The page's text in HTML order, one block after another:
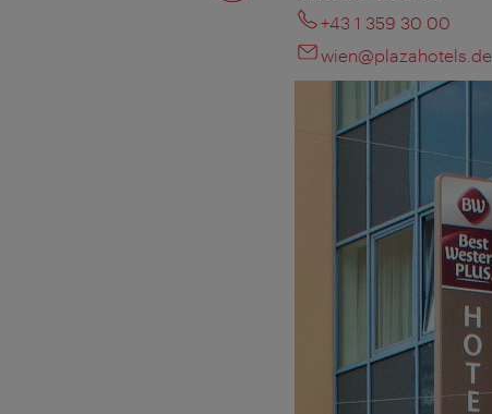
+43 1 359 30 00
wien@plazahotels.de